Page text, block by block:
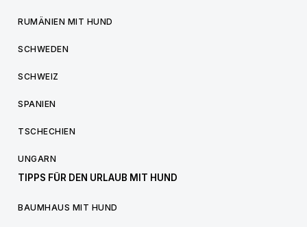
RUMÄNIEN MIT HUND
SCHWEDEN
SCHWEIZ
SPANIEN
TSCHECHIEN
UNGARN
TIPPS FÜR DEN URLAUB MIT HUND
BAUMHAUS MIT HUND